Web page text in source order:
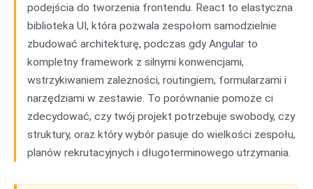
podejścia do tworzenia frontendu. React to elastyczna
biblioteka UI, która pozwala zespołom samodzielnie
zbudować architekturę, podczas gdy Angular to
kompletny framework z silnymi konwencjami,
wstrzykiwaniem zależności, routingiem, formularzami i
narzędziami w zestawie. To porównanie pomoże ci
zdecydować, czy twój projekt potrzebuje swobody, czy
struktury, oraz który wybór pasuje do wielkości zespołu,
planów rekrutacyjnych i długoterminowego utrzymania.